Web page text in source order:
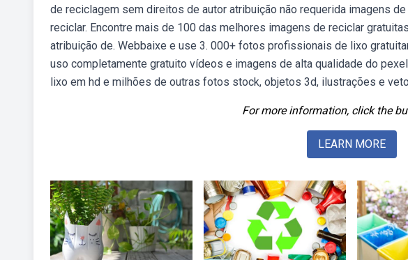
de reciclagem sem direitos de autor atribuição não requerida imagens
reciclar. Encontre mais de 100 das melhores imagens de reciclar
atribuição de. Webbaixe e use 3. 000+ fotos profissionais de lixo
uso completamente gratuito vídeos e imagens de alta qualidade do
lixo em hd e milhões de outras fotos stock, objetos 3d, ilustrações e
For more information, click the
LEARN MORE